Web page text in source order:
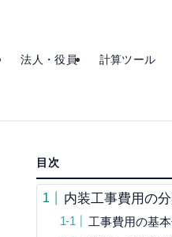
法人・役員 計算ツール
目次
内装工事費用の
工事費用の基